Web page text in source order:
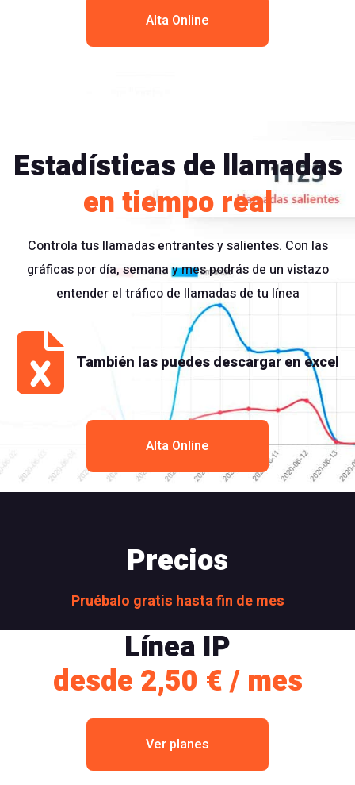
Alta Online
Estadísticas de llamadas
en tiempo real
Controla tus llamadas entrantes y salientes. Con las
gráficas por día, semana y mes podrás de un vistazo
entender el tráfico de llamadas de tu línea
También las puedes descargar en excel
Alta Online
Precios
Pruébalo gratis hasta fin de mes
Línea IP
desde 2,50 € / mes
Ver planes